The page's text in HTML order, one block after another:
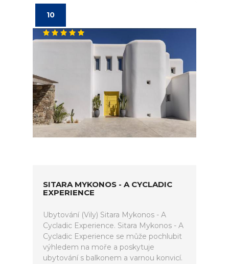
10
SITARA MYKONOS - A CYCLADIC
EXPERIENCE
Ubytování (Vily) Sitara Mykonos - A
Cycladic Experience. Sitara Mykonos - A
Cycladic Experience se může pochlubit
výhledem na moře a poskytuje
ubytování s balkonem a varnou konvicí.